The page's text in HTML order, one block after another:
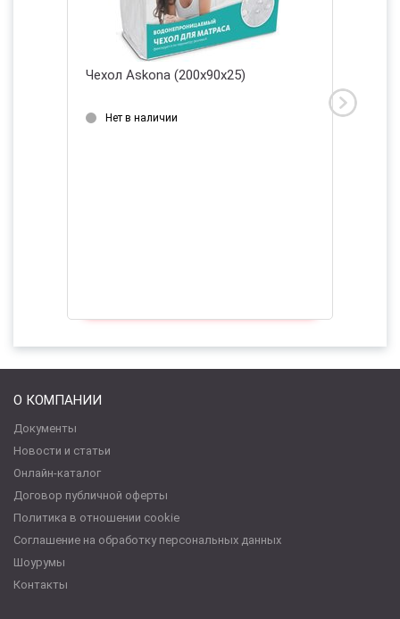
Чехол Askona (200х90х25)
Нет в наличии
О КОМПАНИИ
Документы
Новости и статьи
Онлайн-каталог
Договор публичной оферты
Политика в отношении cookie
Соглашение на обработку персональных данных
Шоурумы
Контакты